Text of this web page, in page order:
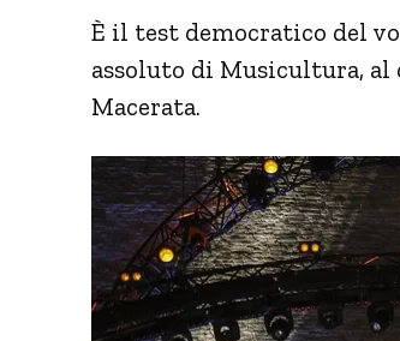
È il test democratico del
assoluto di Musicultura, al
Macerata.